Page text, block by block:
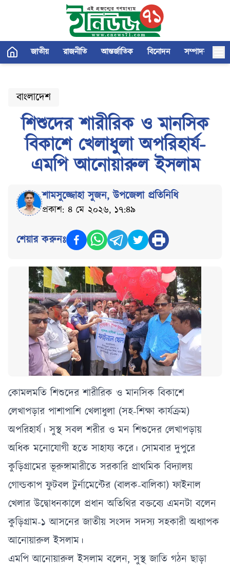
জাতীয় রাজনীতি আন্তর্জাতিক বিনোদন সম্পাদকীয়
বাংলাদেশ
শিশুদের শারীরিক ও মানসিক
বিকাশে খেলাধুলা অপরিহার্য-
এমপি আনোয়ারুল ইসলাম
শামসুজ্জোহা সুজন,উপজেলা প্রতিনিধি
প্রকাশ: ৪ মে ২০২৬, ১৭:৪৯
শেয়ার করুনঃ
কোমলমতি শিশুদের শারীরিক ও মানসিক বিকাশে
লেখাপড়ার পাশাপাশি খেলাধুলা (সহ-শিক্ষা কার্যক্রম)
অপরিহার্য। সুস্থ সবল শরীর ও মন শিশুদের লেখাপড়ায়
অধিক মনোযোগী হতে সাহায্য করে। সোমবার দুপুরে
কুড়িগ্রামের ভূরুঙ্গামারীতে সরকারি প্রাথমিক বিদ্যালয়
গোল্ডকাপ ফুটবল টুর্নামেন্টের (বালক-বালিকা) ফাইনাল
খেলার উদ্বোধনকালে প্রধান অতিথির বক্তব্যে এমনটা বলেন
কুড়িগ্রাম-১ আসনের জাতীয় সংসদ সদস্য সহকারী অধ্যাপক
আনোয়ারুল ইসলাম।
এমপি আনোয়ারুল ইসলাম বলেন, সুস্থ জাতি গঠন ছাড়া